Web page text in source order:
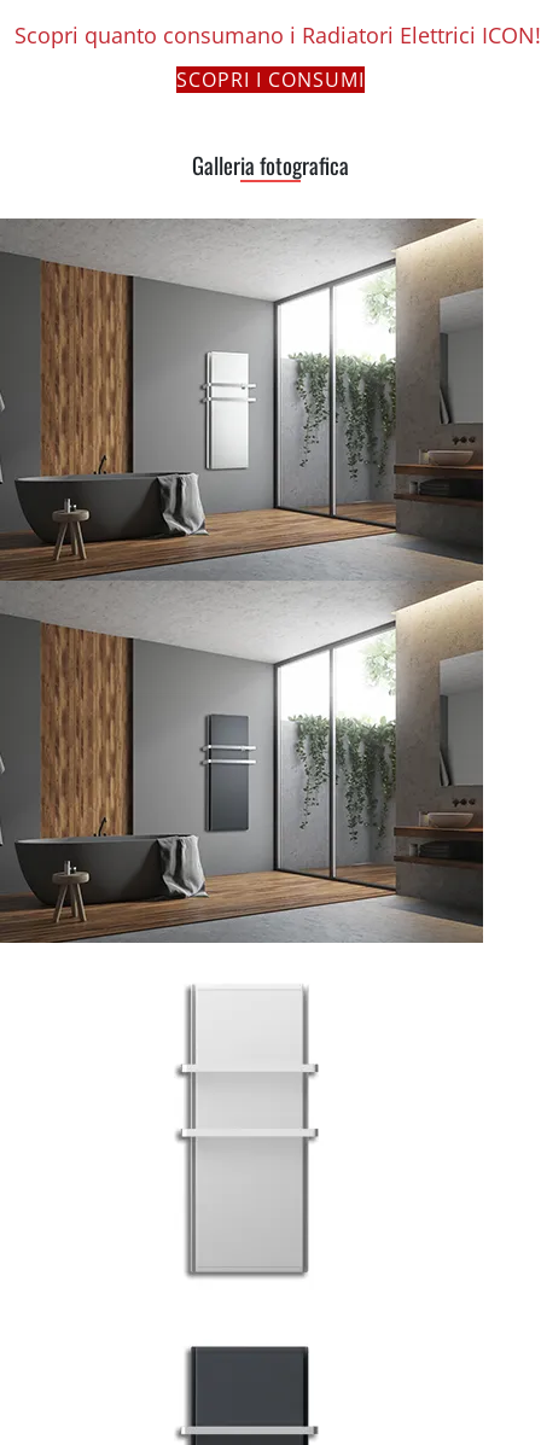
Scopri quanto consumano i Radiatori Elettrici ICON!
SCOPRI I CONSUMI
Galleria fotografica